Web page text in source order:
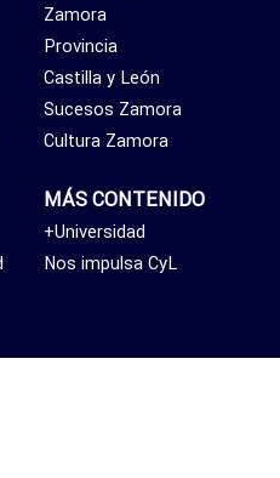
Zamora
Provincia
Castilla y León
Sucesos Zamora
Cultura Zamora
MÁS CONTENIDO
+Universidad
Nos impulsa CyL